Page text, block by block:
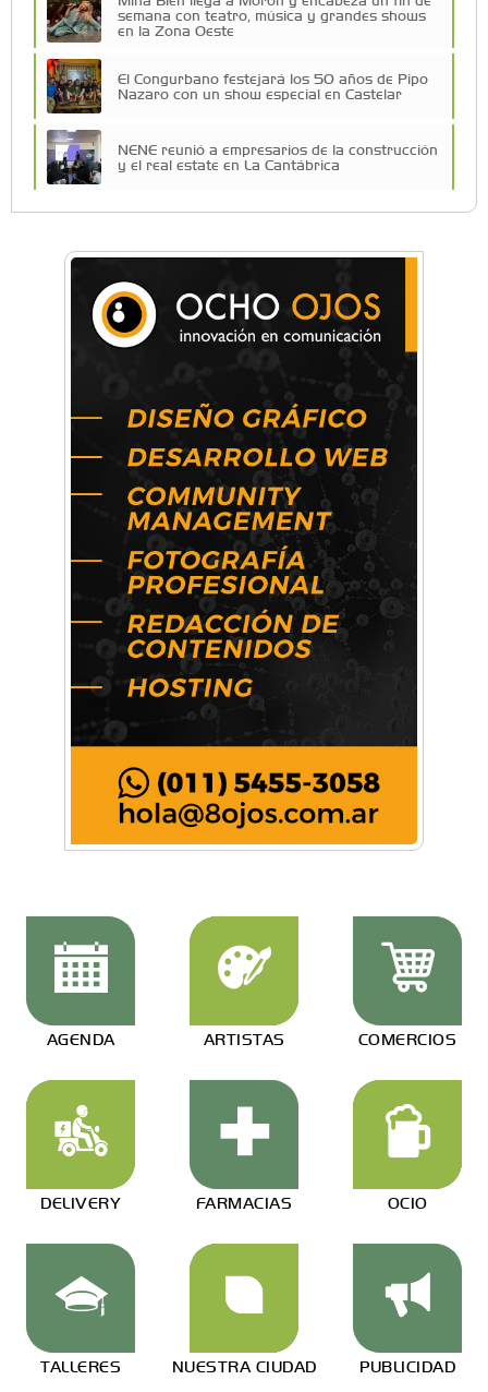
semana con teatro, música y grandes shows
en la Zona Oeste
El Congurbano festejará los 50 años de Pipo
Nazaro con un show especial en Castelar
NENE reunió a empresarios de la construcción
y el real estate en La Cantábrica
La primera vez que Eva Perón voló en avión lo
hizo desde Morón
Mariana Croce: "Hoy las empresas necesitan
un asesoramiento integral para crecer con
Música, teatro, yoga, danza y mucho más:
Conocé todos los talleres para aprender y
disfrutar en la Zona Oeste
AGENDA ARTISTAS COMERCIOS
DELIVERY FARMACIAS OCIO
TALLERES NUESTRA CIUDAD PUBLICIDAD